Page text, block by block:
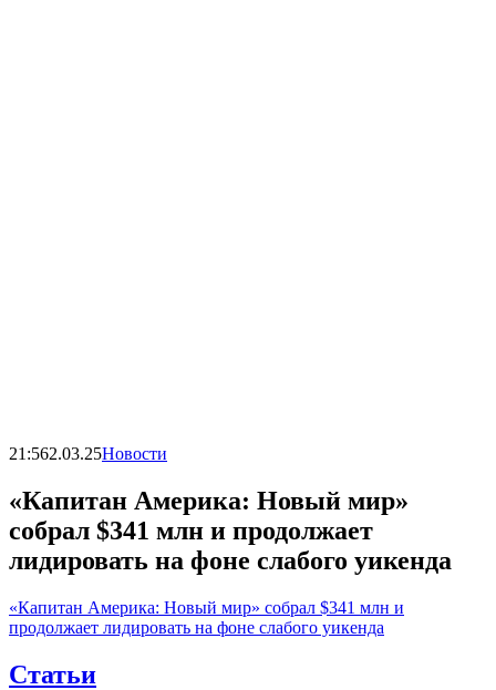
21:562.03.25Новости
«Капитан Америка: Новый мир»
собрал $341 млн и продолжает
лидировать на фоне слабого уикенда
«Капитан Америка: Новый мир» собрал $341 млн и
продолжает лидировать на фоне слабого уикенда
Статьи